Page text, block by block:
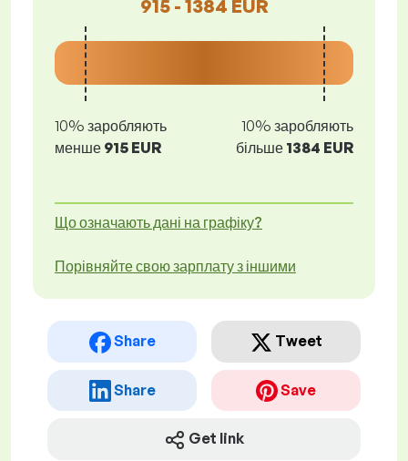
915 - 1384 EUR
10% заробляють
менше 915 EUR
10% заробляють
більше 1384 EUR
Що означають дані на графіку?
Порівняйте свою зарплату з іншими
Share Tweet
Share Save
Get link